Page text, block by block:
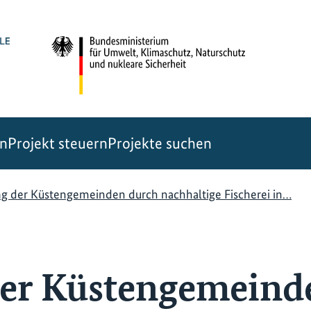
Projekt steuernProjekte suchen
der Küstengemeinden durch nachhaltige Fischerei in…